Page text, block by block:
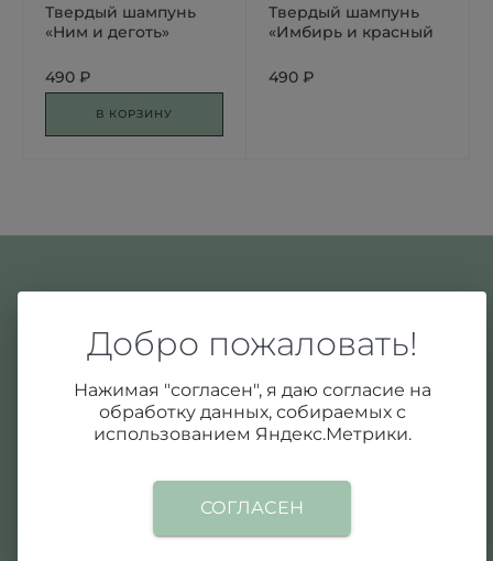
Твердый шампунь
«Ним и деготь»
490 ₽
В КОРЗИНУ
Твердый шампунь
«Имбирь и красный
490 ₽
Помощь
Добро пожаловать!
Нажимая "согласен", я даю согласие на
обработку данных, собираемых с
использованием Яндекс.Метрики.
СОГЛАСЕН